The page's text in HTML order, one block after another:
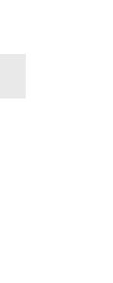
Mit